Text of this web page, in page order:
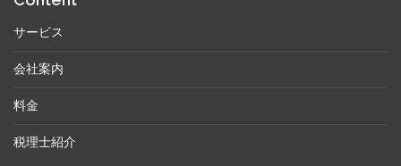
サービス
会社案内
料金
税理士紹介